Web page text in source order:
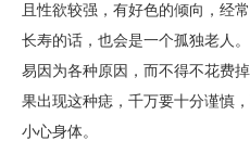
且性欲较强，有好色的倾向，经
长寿的话，也会是一个孤独老人
易因为各种原因，而不得不花费
果出现这种痣，千万要十分谨慎
小心身体。